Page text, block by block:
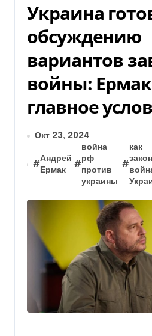
Украина
обсуждению
вариантов
войны:
главное
Окт 23, 2024
#
Андрей
Ермак
#
война
рф
против
украины
#
как